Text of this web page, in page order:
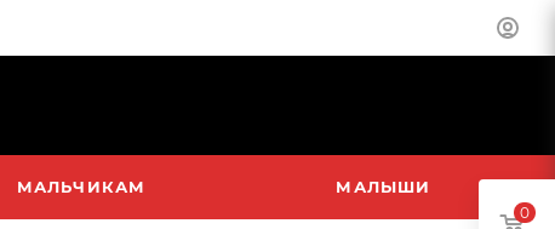
МАЛЬЧИКАМ МАЛЫШИ
0